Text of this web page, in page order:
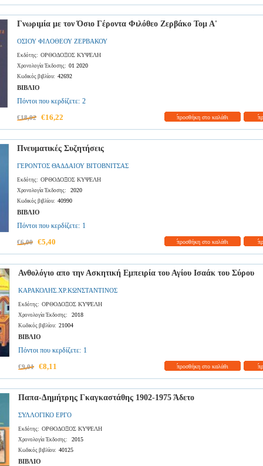
Γνωριμία με τον Όσιο Γέροντα Φιλόθεο Ζερβάκο Τομ Α'
ΟΣΙΟΥ ΦΙΛΟΘΕΟΥ ΖΕΡΒΑΚΟΥ
Εκδότης: ΟΡΘΟΔΟΞΟΣ ΚΥΨΕΛΗ
Χρονολογία Έκδοσης: 01 2020
Κωδικός βιβλίου: 42692
ΒΙΒΛΙΟ
Πόντοι που κερδίζετε: 2
€18,02 €16,22 προσθήκη στο καλάθι
Πνευματικές Συζητήσεις
ΓΕΡΟΝΤΟΣ ΘΑΔΔΑΙΟΥ ΒΙΤΟΒΝΙΤΣΑΣ
Εκδότης: ΟΡΘΟΔΟΞΟΣ ΚΥΨΕΛΗ
Χρονολογία Έκδοσης: 2020
Κωδικός βιβλίου: 40990
ΒΙΒΛΙΟ
Πόντοι που κερδίζετε: 1
€6,00 €5,40 προσθήκη στο καλάθι
Ανθολόγιο απο την Ασκητική Εμπειρία του Αγίου Ισαάκ του Σύρου
ΚΑΡΑΚΟΛΗΣ.ΧΡ.ΚΩΝΣΤΑΝΤΙΝΟΣ
Εκδότης: ΟΡΘΟΔΟΞΟΣ ΚΥΨΕΛΗ
Χρονολογία Έκδοσης: 2018
Κωδικός βιβλίου: 21004
ΒΙΒΛΙΟ
Πόντοι που κερδίζετε: 1
€9,01 €8,11 προσθήκη στο καλάθι
Παπα-Δημήτρης Γκαγκαστάθης 1902-1975 Άδετο
ΣΥΛΛΟΓΙΚΟ ΕΡΓΟ
Εκδότης: ΟΡΘΟΔΟΞΟΣ ΚΥΨΕΛΗ
Χρονολογία Έκδοσης: 2015
Κωδικός βιβλίου: 40125
ΒΙΒΛΙΟ